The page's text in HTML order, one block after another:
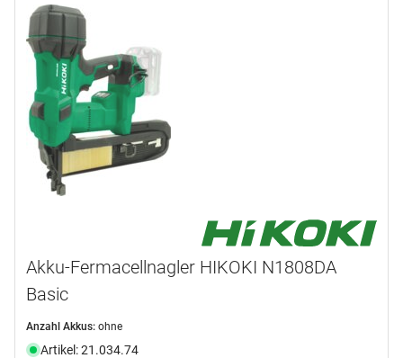
Akku-Fermacellnagler HIKOKI N1808DA
Basic
Anzahl Akkus: ohne
Artikel: 21.034.74